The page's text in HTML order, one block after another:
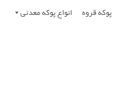
پوکه قروه انواع پوکه معدنی